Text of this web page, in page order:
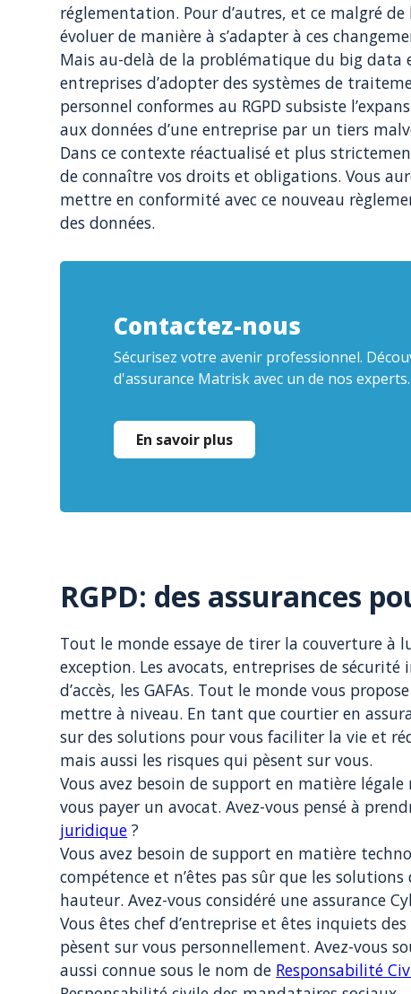
réglementation. Pour d’autres, et ce malgré
évoluer de manière à s’adapter à ces
Mais au-delà de la problématique du big data
entreprises d’adopter des systèmes de
personnel conformes au RGPD subsiste
aux données d’une entreprise par un tiers
Dans ce contexte réactualisé et plus
de connaître vos droits et obligations. Vous
mettre en conformité avec ce nouveau
des données.
Contactez-nous
Sécurisez votre avenir professionnel.
d'assurance Matrisk avec un de nos
En savoir plus
RGPD: des assurances
Tout le monde essaye de tirer la couverture à
exception. Les avocats, entreprises de
d’accès, les GAFAs. Tout le monde vous
mettre à niveau. En tant que courtier en
sur des solutions pour vous faciliter la vie et
mais aussi les risques qui pèsent sur vous.
Vous avez besoin de support en matière légale
vous payer un avocat. Avez-vous pensé à
juridique ?
Vous avez besoin de support en matière
compétence et n’êtes pas sûr que les
hauteur. Avez-vous considéré une assurance
Vous êtes chef d’entreprise et êtes inquiets
pèsent sur vous personnellement. Avez-vous
aussi connue sous le nom de Responsabilité